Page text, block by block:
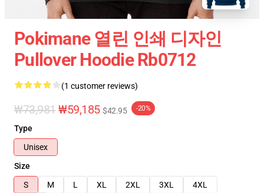
Pokimane 열린 인쇄 디자인
Pullover Hoodie Rb0712
(1 customer reviews)
₩73,981 ₩59,185 $42.95 -20%
Type
Unisex
Size
S
M L XL 2XL 3XL
4XL